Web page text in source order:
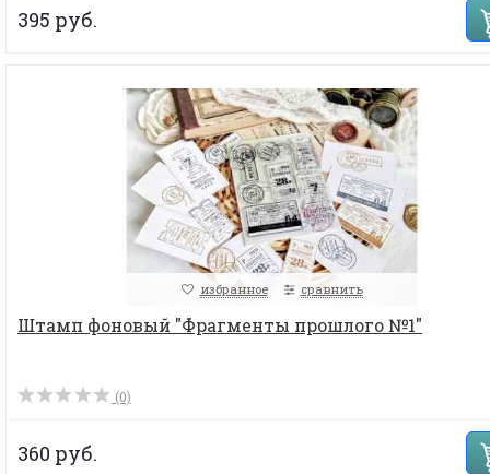
395 руб.
избранное сравнить
Штамп фоновый "Фрагменты прошлого №1"
(0)
360 руб.